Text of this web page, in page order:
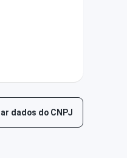
dados do CNPJ